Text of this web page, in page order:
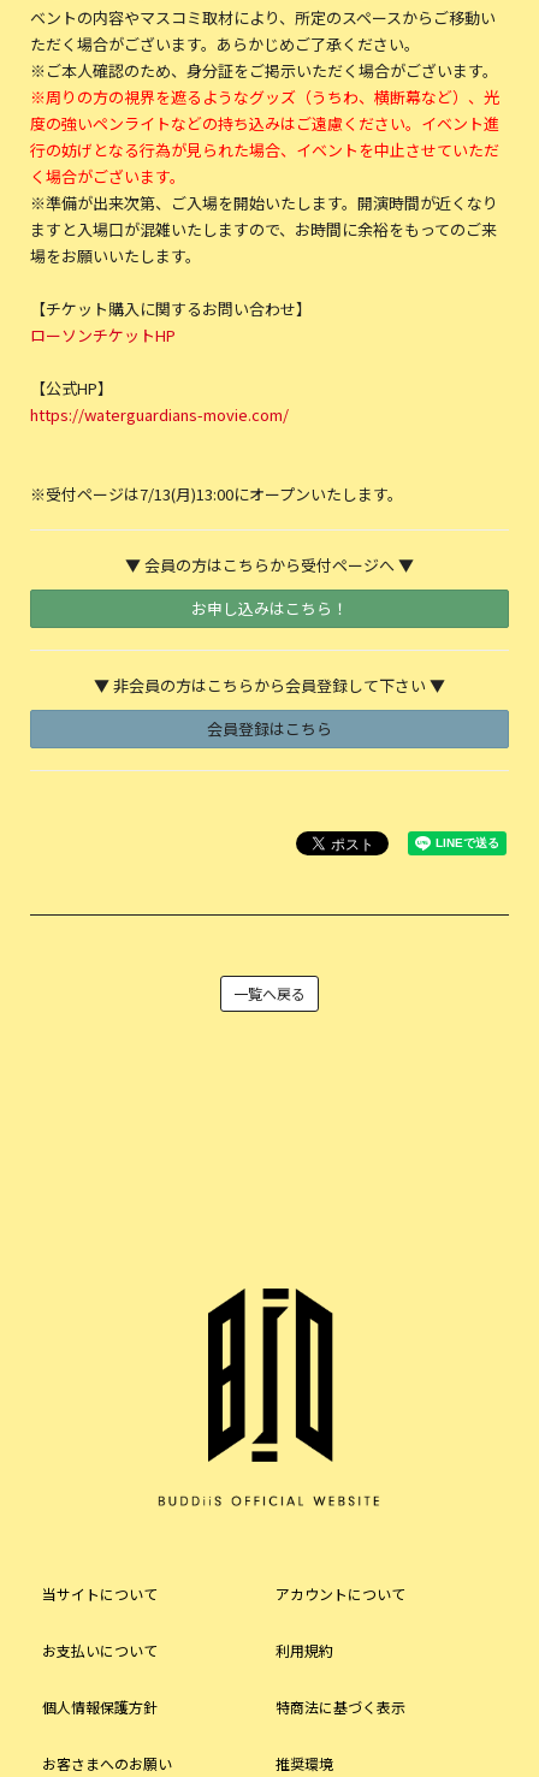
ベントの内容やマスコミ取材により、所定のスペースからご移動い
ただく場合がございます。あらかじめご了承ください。
※ご本人確認のため、身分証をご掲示いただく場合がございます。
※周りの方の視界を遮るようなグッズ（うちわ、横断幕など）、光
度の強いペンライトなどの持ち込みはご遠慮ください。イベント進
行の妨げとなる行為が見られた場合、イベントを中止させていただ
く場合がございます。
※準備が出来次第、ご入場を開始いたします。開演時間が近くなり
ますと入場口が混雑いたしますので、お時間に余裕をもってのご来
場をお願いいたします。
【チケット購入に関するお問い合わせ】
ローソンチケットHP
【公式HP】
https://waterguardians-movie.com/
※受付ページは7/13(月)13:00にオープンいたします。
▼ 会員の方はこちらから受付ページへ ▼
お申し込みはこちら！
▼ 非会員の方はこちらから会員登録して下さい ▼
会員登録はこちら
一覧へ戻る
当サイトについて アカウントについて
お支払いについて 利用規約
個人情報保護方針 特商法に基づく表示
お客さまへのお願い 推奨環境